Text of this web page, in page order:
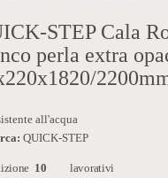
STEP Cala
perla extra
all'acqua
QUICK-STEP
10
lavorativi